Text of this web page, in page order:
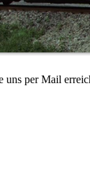
uns per Mail